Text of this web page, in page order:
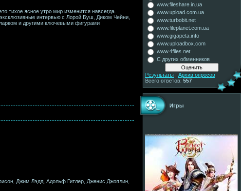
тихое ясное утро мир изменится навсегда.
интервью с Лорой Буш, Диком Чейни,
и другими ключевыми фигурами
Джим Лэдд, Адольф Гитлер, Дженис Джоплин,
www.fileshare.in.ua
www.upload.com.ua
www.turbobit.net
www.fileplanet.com.ua
www.gigapeta.info
www.uploadbox.com
www.4files.net
С других обменников
Результаты | Архив опросов
Всего ответов: 557
Игры